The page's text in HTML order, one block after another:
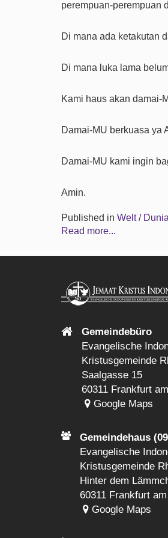
perempuan-perempuan
Di mana ada ketakutan
Di mana luka lama
Kami haus akan damai-
Damai-MU berkuasa ya
Damai-MU kami ingin
Amin.
Published in Welt / Dunia
Read more...
Gemeindebüro
Evangelische
Kristusgemeinde
Saalgasse 15
60311 Frankfurt
Google Maps
Gemeindehaus
Evangelische
Kristusgemeinde
Hinter dem
60311 Frankfurt
Google Maps